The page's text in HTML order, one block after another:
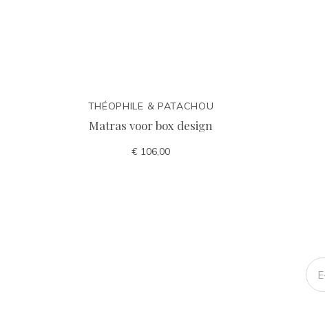
THÉOPHILE & PATACHOU
Matras voor box design
€ 106,00